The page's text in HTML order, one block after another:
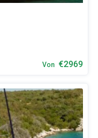
Von €2969